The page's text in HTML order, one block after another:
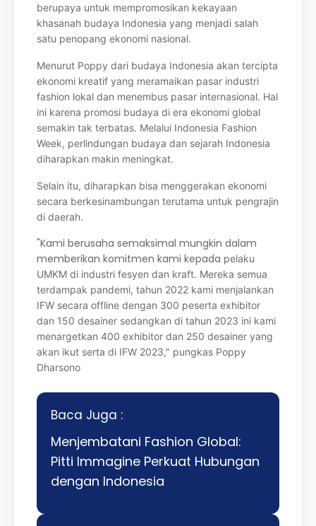
berupaya untuk mempromosikan kekayaan
khasanah budaya Indonesia yang menjadi salah
satu penopang ekonomi nasional.
Menurut Poppy dari budaya Indonesia akan tercipta
ekonomi kreatif yang meramaikan pasar industri
fashion lokal dan menembus pasar internasional. Hal
ini karena promosi budaya di era ekonomi global
semakin tak terbatas. Melalui Indonesia Fashion
Week, perlindungan budaya dan sejarah Indonesia
diharapkan makin meningkat.
Selain itu, diharapkan bisa menggerakan ekonomi
secara berkesinambungan terutama untuk pengrajin
di daerah.
"Kami berusaha semaksimal mungkin dalam
memberikan komitmen kami kepada pelaku
UMKM di industri fesyen dan kraft. Mereka semua
terdampak pandemi, tahun 2022 kami menjalankan
IFW secara offline dengan 300 peserta exhibitor
dan 150 desainer sedangkan di tahun 2023 ini kami
menargetkan 400 exhibitor dan 250 desainer yang
akan ikut serta di IFW 2023," pungkas Poppy
Dharsono
Baca Juga :
Menjembatani Fashion Global:
Pitti Immagine Perkuat Hubungan
dengan Indonesia